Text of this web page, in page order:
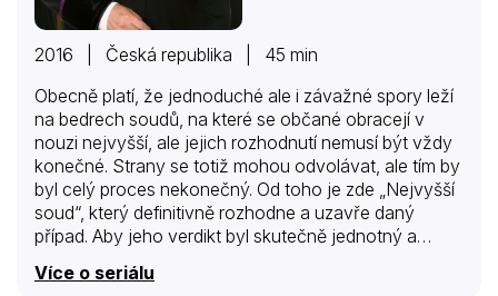
2016 | Česká republika | 45 min
Obecně platí, že jednoduché ale i závažné spory leží
na bedrech soudů, na které se občané obracejí v
nouzi nejvyšší, ale jejich rozhodnutí nemusí být vždy
konečné. Strany se totiž mohou odvolávat, ale tím by
byl celý proces nekonečný. Od toho je zde „Nejvyšší
soud“, který definitivně rozhodne a uzavře daný
případ. Aby jeho verdikt byl skutečně jednotný a
věcný, jistou míru objektivity zaručuje soudní senát,
který v příbězích pořadu Nejvyšší soud zastává
Více o seriálu